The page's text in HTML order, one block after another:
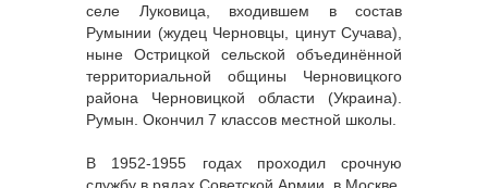
селе Луковица, входившем в состав
Румынии (жудец Черновцы, цинут Сучава),
ныне Острицкой сельской объединённой
территориальной общины Черновицкого
района Черновицкой области (Украина).
Румын. Окончил 7 классов местной школы.
В 1952-1955 годах проходил срочную